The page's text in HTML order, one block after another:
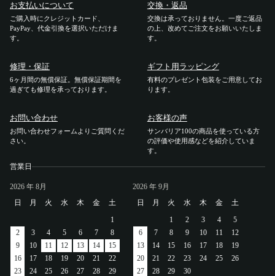
アカウント
会社概要
プライバシーポリシー
サイトポリシー
お支払いについて
ご購入時にクレジットカード、
PayPay、代金引換を選択いただけま
す。
交換・返品
交換は承っておりません。一度ご返品
の上、改めてご注文をお願いいたしま
す。
修理・保証
6ヶ月間の無償保証。無償保証期間を
過ぎても修理を承っております。
ギフト用ラッピング
有料のプレゼント包装をご用意してお
ります。
お問い合わせ
お問い合わせフォームよりご質問くだ
さい。
お客様の声
サンバリア100の商品を使っている方
の評価や使用感などを紹介していま
す。
営業日
2026 年 8月
日
月 火 水 木 金
土
1
2
3 4 5 6 7
8
9
10 11 12 13 14
15
16
17 18 19 20 21
22
23
24 25 26 27 28
29
2026 年 9月
日
月 火 水 木 金
土
1
2 3 4
5
6
7 8 9 10 11
12
13
14 15 16 17 18
19
20
21 22 23 24 25
26
27
28 29 30